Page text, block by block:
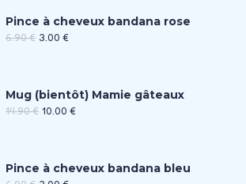
Pince à cheveux bandana rose
6.90€ 3.00 €
Mug (bientôt) Mamie gâteaux
14.90€ 10.00 €
Pince à cheveux bandana bleu